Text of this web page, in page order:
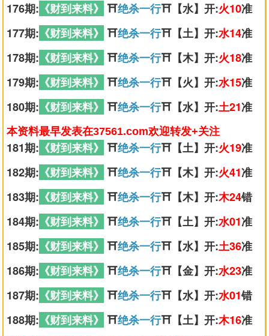
176期: 《财到来料》 ⛩️绝杀一行⛩️【水】开:火10准
177期: 《财到来料》 ⛩️绝杀一行⛩️【土】开:水14准
178期: 《财到来料》 ⛩️绝杀一行⛩️【木】开:火18准
179期: 《财到来料》 ⛩️绝杀一行⛩️【火】开:水15准
180期: 《财到来料》 ⛩️绝杀一行⛩️【水】开:土21准
本资料最早发表在37561.com欢迎转发+关注
181期: 《财到来料》 ⛩️绝杀一行⛩️【土】开:火19准
182期: 《财到来料》 ⛩️绝杀一行⛩️【木】开:火41准
183期: 《财到来料》 ⛩️绝杀一行⛩️【木】开:木24错
184期: 《财到来料》 ⛩️绝杀一行⛩️【土】开:水01准
185期: 《财到来料》 ⛩️绝杀一行⛩️【水】开:土36准
186期: 《财到来料》 ⛩️绝杀一行⛩️【金】开:水23准
187期: 《财到来料》 ⛩️绝杀一行⛩️【水】开:水01错
188期: 《财到来料》 ⛩️绝杀一行⛩️【土】开:木16准